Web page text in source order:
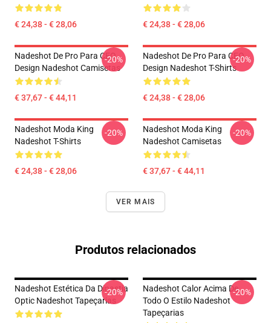
€ 24,38 - € 28,06 € 24,38 - € 28,06
Nadeshot De Pro Para CEO
Design Nadeshot Camisetas
€ 37,67 - € 44,11
-20%
Nadeshot De Pro Para CEO
Design Nadeshot T-Shirts
€ 24,38 - € 28,06
-20%
Nadeshot Moda King
Nadeshot T-Shirts
€ 24,38 - € 28,06
-20%
Nadeshot Moda King
Nadeshot Camisetas
€ 37,67 - € 44,11
-20%
VER MAIS
Produtos relacionados
Nadeshot Estética Da Dinastia
Optic Nadeshot Tapeçarias
-20%
Nadeshot Calor Acima De
Todo O Estilo Nadeshot
Tapeçarias
-20%